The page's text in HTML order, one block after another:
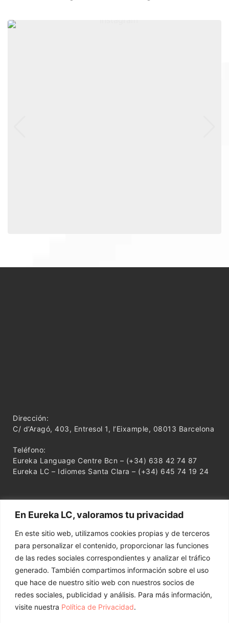
En Eureka LC, valoramos tu privacidad
En este sitio web, utilizamos cookies propias y de terceros
para personalizar el contenido, proporcionar las funciones
de las redes sociales correspondientes y analizar el tráfico
generado. También compartimos información sobre el uso
que hace de nuestro sitio web con nuestros socios de
redes sociales, publicidad y análisis. Para más información,
visite nuestra Política de Privacidad.
Dirección:
C/ d’Aragó, 403, Entresol 1, l’Eixample, 08013 Barcelona
Teléfono:
Eureka Language Centre Bcn – (+34) 638 42 74 87
Eureka LC – Idiomes Santa Clara – (+34) 645 74 19 24